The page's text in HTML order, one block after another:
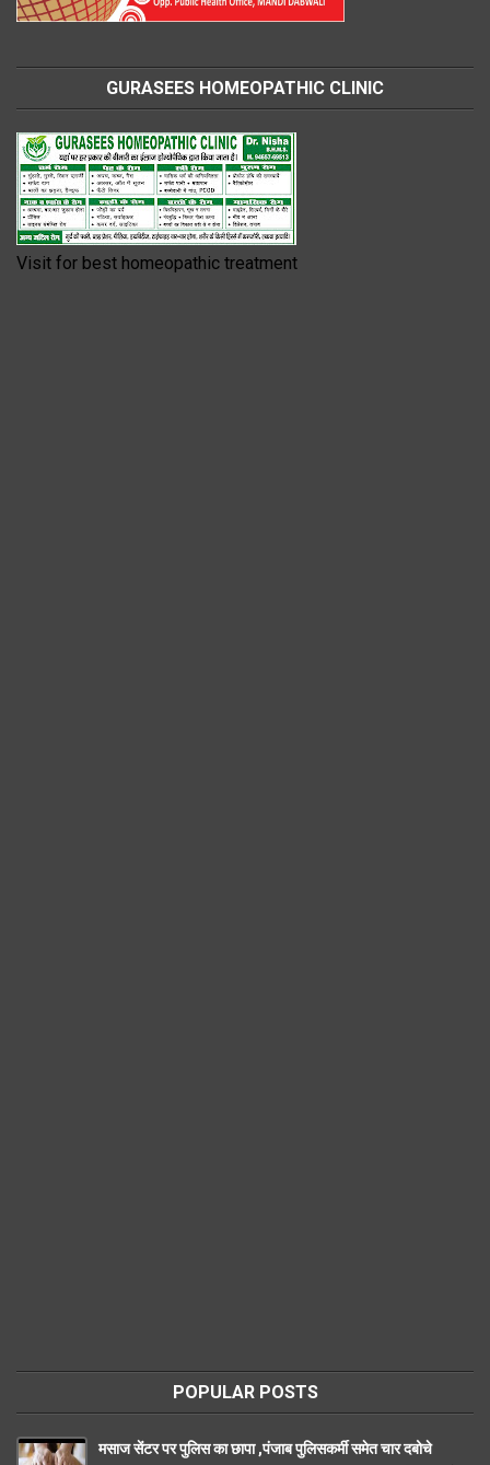
GURASEES HOMEOPATHIC CLINIC
Visit for best homeopathic treatment
POPULAR POSTS
मसाज सेंटर पर पुलिस का छापा ,पंजाब पुलिसकर्मी समेत चार दबोचे